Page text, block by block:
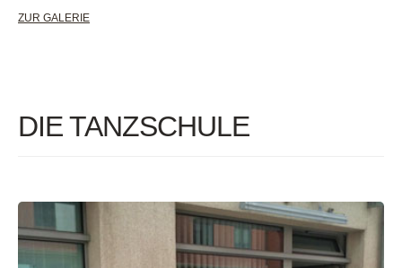
ZUR GALERIE
DIE TANZSCHULE